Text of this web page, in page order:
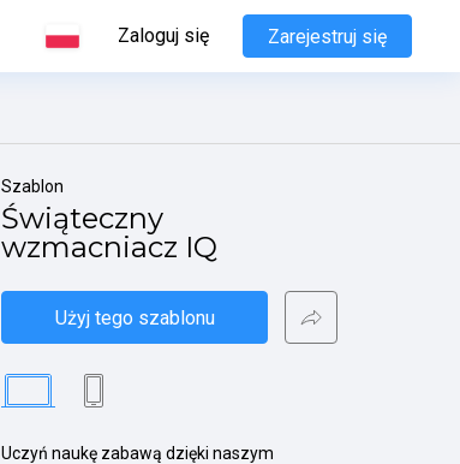
Zaloguj się Zarejestruj się
Szablon
Świąteczny
wzmacniacz IQ
Użyj tego szablonu
Uczyń naukę zabawą dzięki naszym